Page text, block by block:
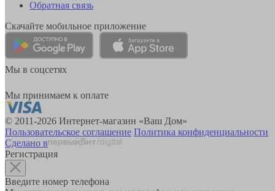
Обратная связь
Скачайте мобильное приложение
Мы в соцсетях
Мы принимаем к оплате
© 2011-2026 Интернет-магазин «Ваш Дом»
Пользовательское соглашение Политика конфиденциальности
Сделано в
Регистрация
Введите номер телефона